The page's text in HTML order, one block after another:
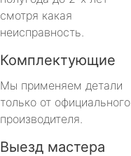
смотря какая
неисправность.
Комплектующие
Мы применяем детали
только от официального
производителя.
Выезд мастера